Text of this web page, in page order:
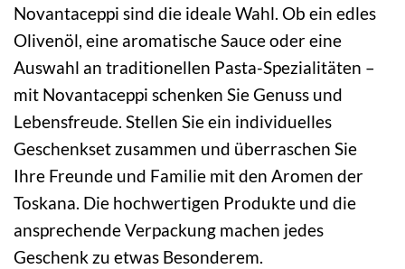
Novantaceppi sind die ideale Wahl. Ob ein edles
Olivenöl, eine aromatische Sauce oder eine
Auswahl an traditionellen Pasta-Spezialitäten –
mit Novantaceppi schenken Sie Genuss und
Lebensfreude. Stellen Sie ein individuelles
Geschenkset zusammen und überraschen Sie
Ihre Freunde und Familie mit den Aromen der
Toskana. Die hochwertigen Produkte und die
ansprechende Verpackung machen jedes
Geschenk zu etwas Besonderem.